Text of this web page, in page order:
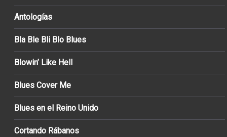
Antologías
Bla Ble Bli Blo Blues
Blowin’ Like Hell
Blues Cover Me
Blues en el Reino Unido
Cortando Rábanos